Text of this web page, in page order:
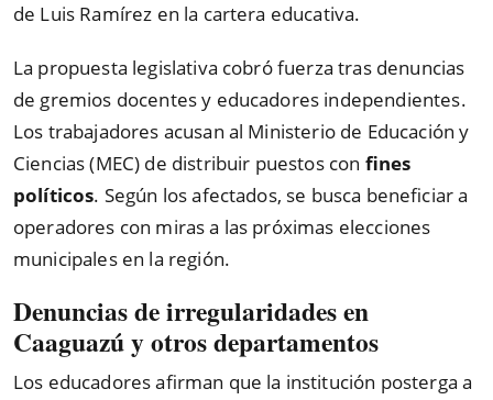
de Luis Ramírez en la cartera educativa.
La propuesta legislativa cobró fuerza tras denuncias
de gremios docentes y educadores independientes.
Los trabajadores acusan al Ministerio de Educación y
Ciencias (MEC) de distribuir puestos con fines
políticos. Según los afectados, se busca beneficiar a
operadores con miras a las próximas elecciones
municipales en la región.
Denuncias de irregularidades en
Caaguazú y otros departamentos
Los educadores afirman que la institución posterga a